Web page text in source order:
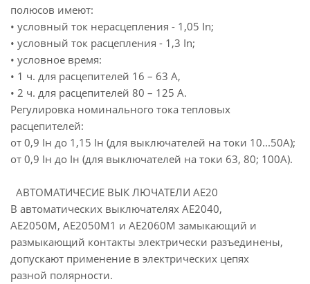
полюсов имеют:
• условный ток нерасцепления - 1,05 In;
• условный ток расцепления - 1,3 In;
• условное время:
• 1 ч. для расцепителей 16 – 63 А,
• 2 ч. для расцепителей 80 – 125 А.
Регулировка номинального тока тепловых
расцепителей:
от 0,9 Iн до 1,15 Iн (для выключателей на токи 10...50А);
от 0,9 Iн до Iн (для выключателей на токи 63, 80; 100А).
АВТОМАТИЧЕСИЕ ВЫК ЛЮЧАТЕЛИ АЕ20
В автоматических выключателях АЕ2040,
АЕ2050М, АЕ2050М1 и АЕ2060М замыкающий и
размыкающий контакты электрически разъединены,
допускают применение в электрических цепях
разной полярности.